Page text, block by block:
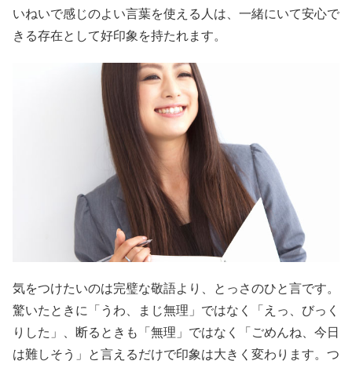
いねいで感じのよい言葉を使える人は、一緒にいて安心で
きる存在として好印象を持たれます。
気をつけたいのは完璧な敬語より、とっさのひと言です。
驚いたときに「うわ、まじ無理」ではなく「えっ、びっく
りした」、断るときも「無理」ではなく「ごめんね、今日
は難しそう」と言えるだけで印象は大きく変わります。つ